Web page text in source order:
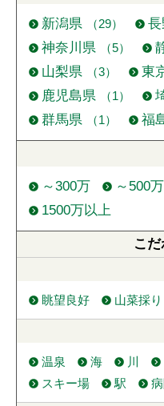
新潟県 （29） 長
神奈川県 （5）
山梨県 （3） 東
鹿児島県 （1）
群馬県 （1） 福
～300万 ～500万
1500万以上
こだ
眺望良好 山菜採り
温泉 海 川
スキー場
駅